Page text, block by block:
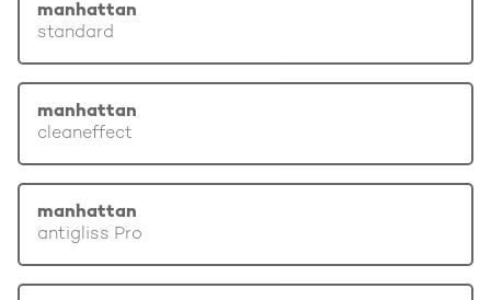
manhattan
standard
manhattan
cleaneffect
manhattan
antigliss Pro